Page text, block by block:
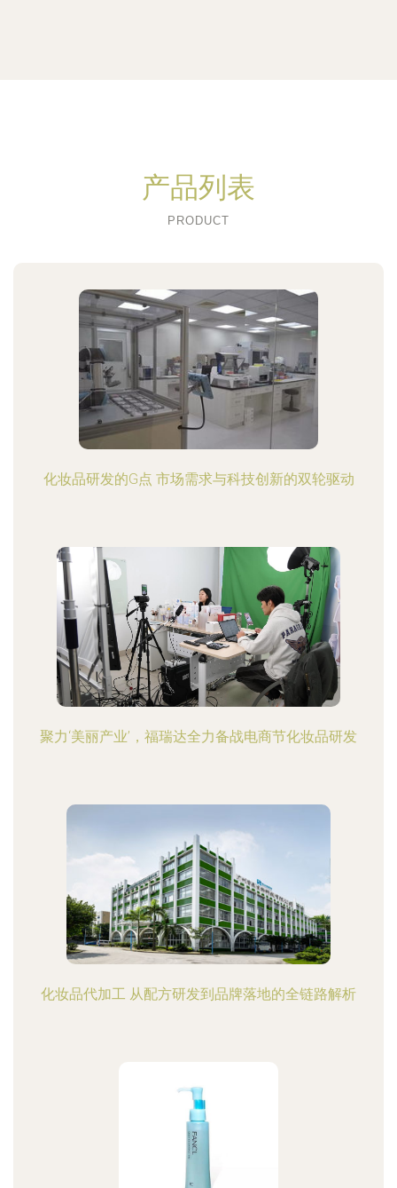
产品列表
PRODUCT
化妆品研发的G点 市场需求与科技创新的双轮驱动
聚力‘美丽产业’，福瑞达全力备战电商节化妆品研发
化妆品代加工 从配方研发到品牌落地的全链路解析